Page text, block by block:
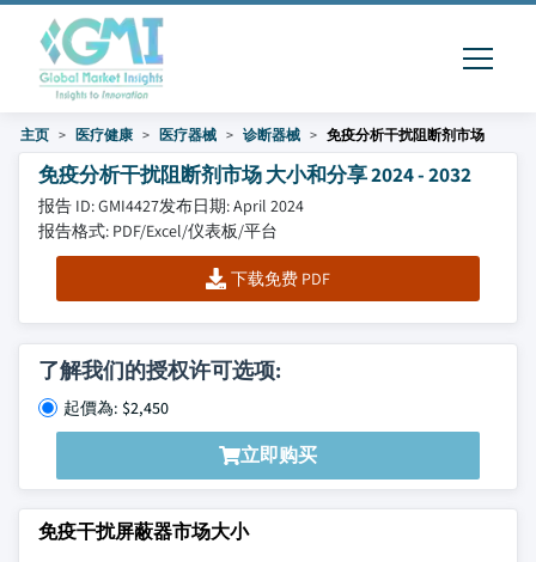
主页 医疗健康 医疗器械 诊断器械 免疫分析干扰阻断剂市场
免疫分析干扰阻断剂市场 大小和分享 2024 - 2032
报告 ID: GMI4427发布日期: April 2024
报告格式: PDF/Excel/仪表板/平台
下载免费 PDF
了解我们的授权许可选项:
起價為: $2,450
立即购买
免疫干扰屏蔽器市场大小